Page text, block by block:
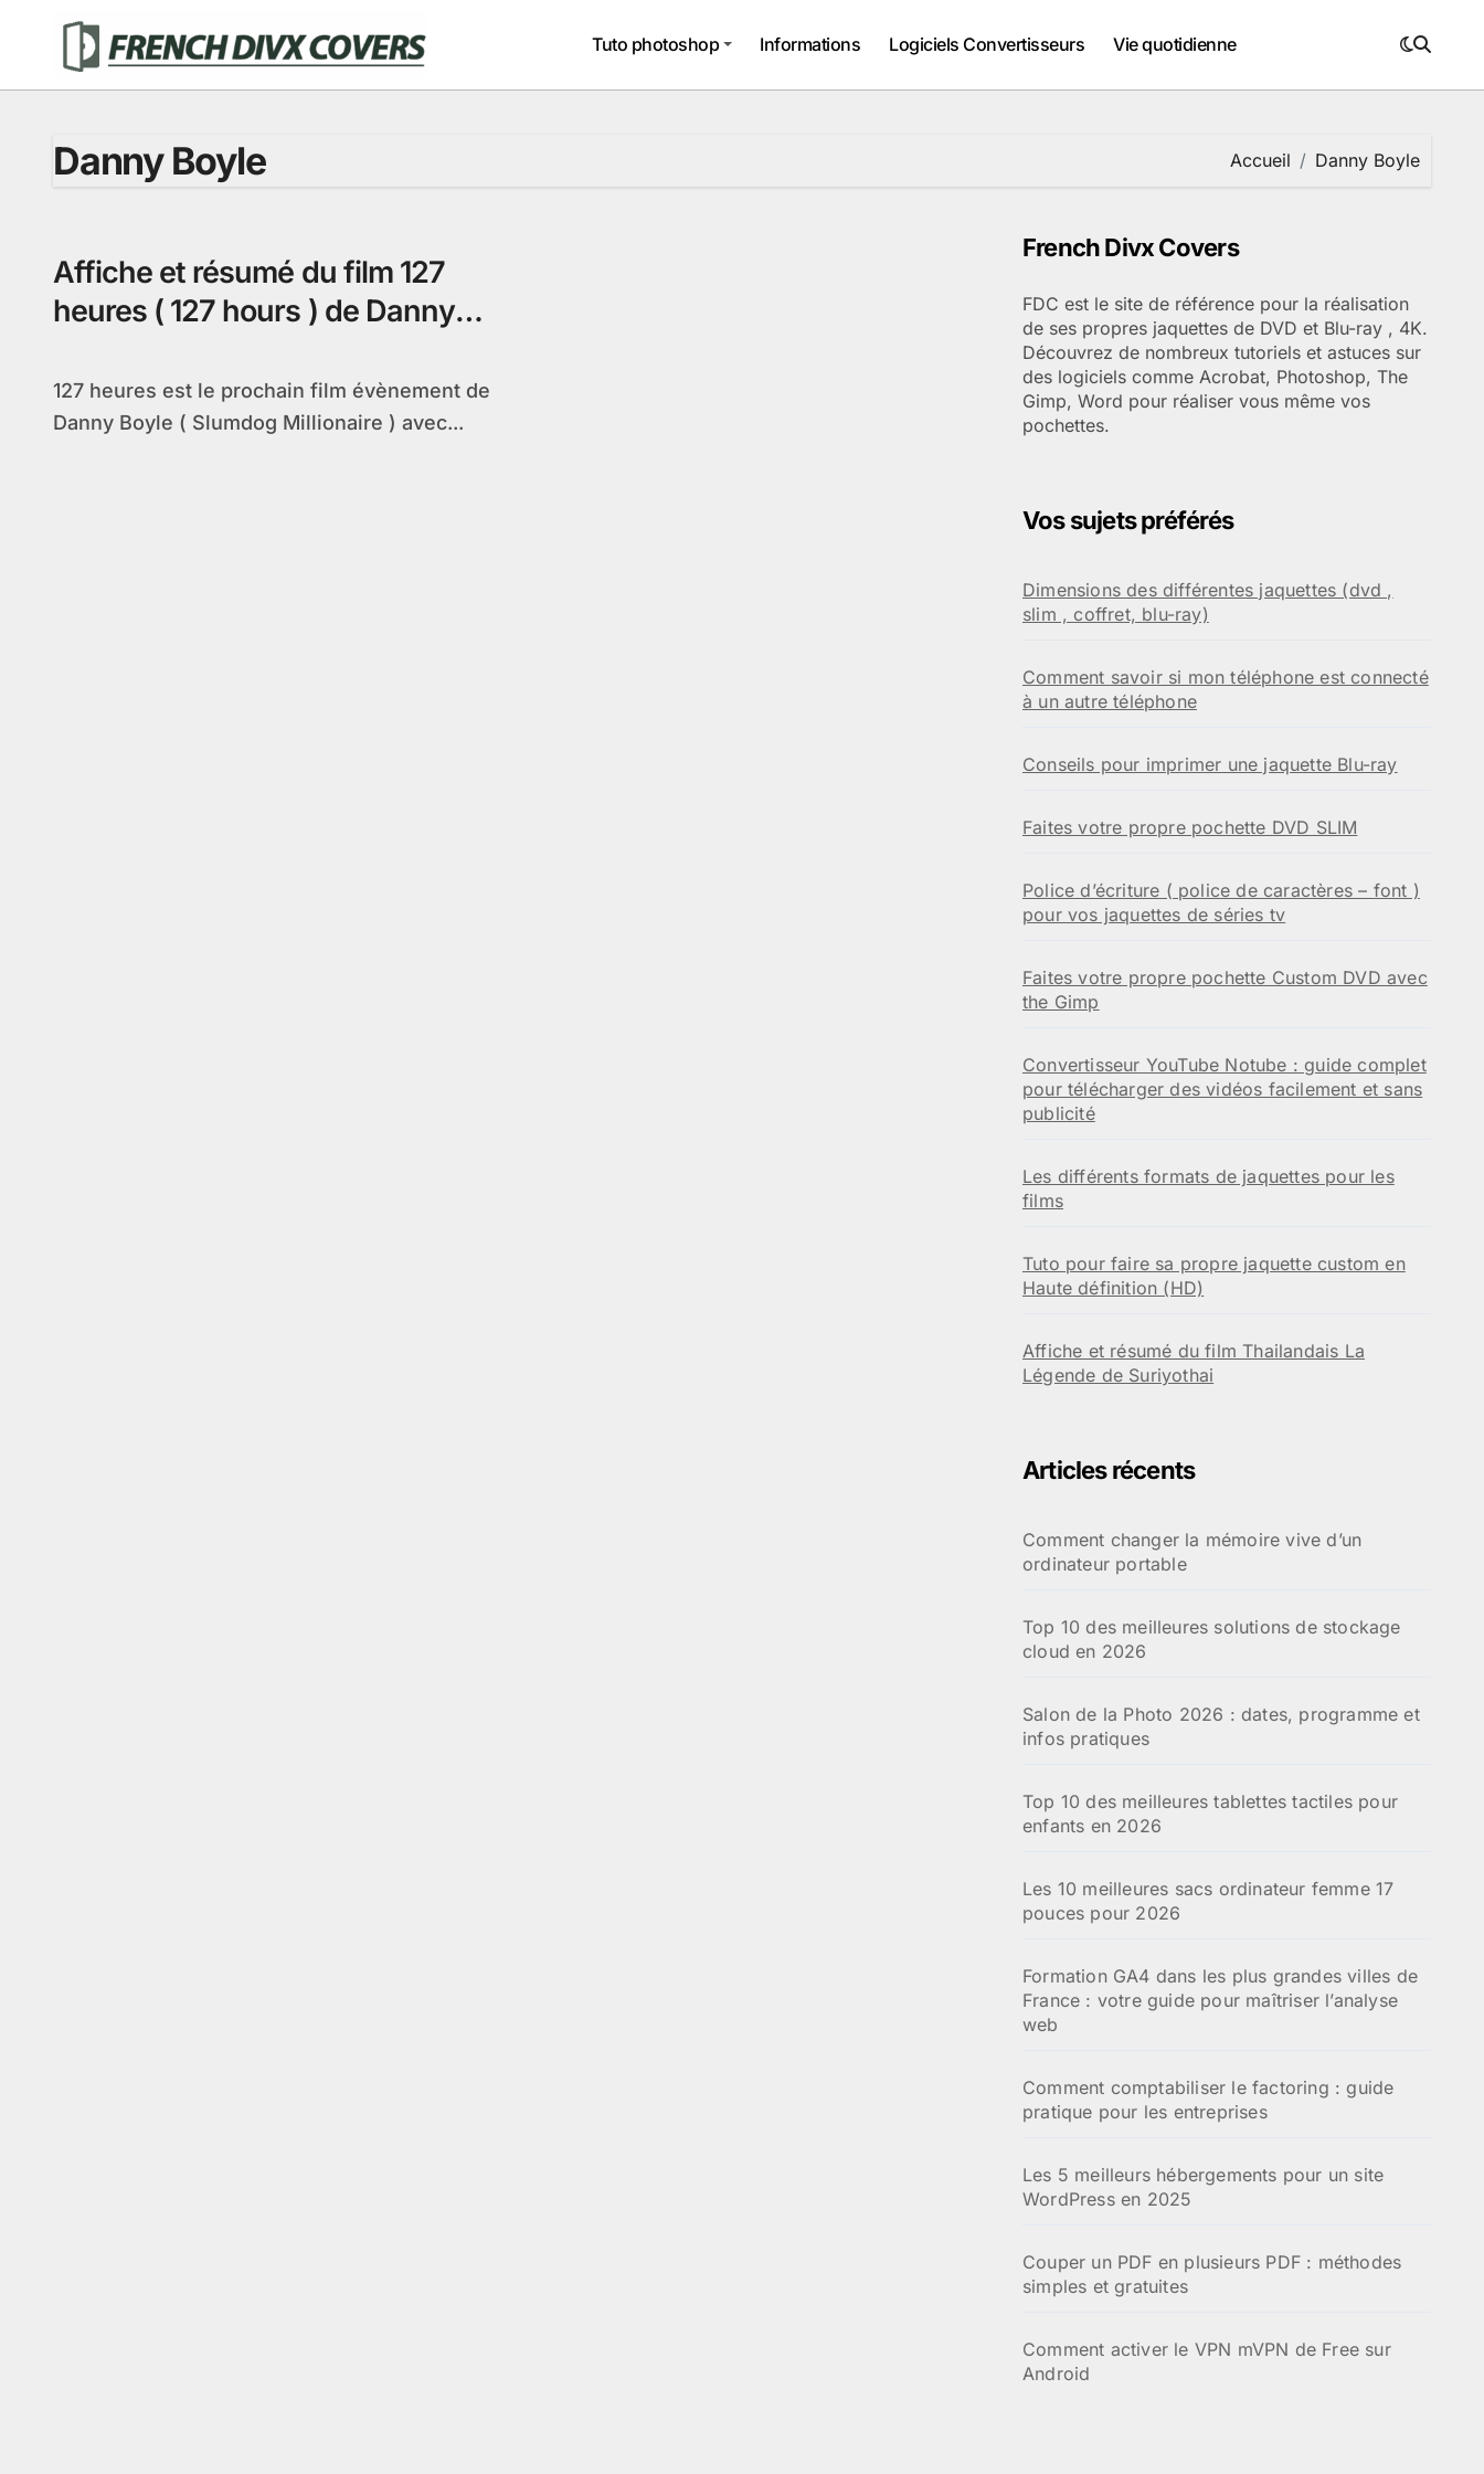
Tuto photoshop Informations Logiciels Convertisseurs Vie quotidienne
Danny Boyle Accueil Danny Boyle
Affiche et résumé du film 127
heures ( 127 hours ) de Danny
127 heures est le prochain film évènement de
Danny Boyle ( Slumdog Millionaire ) avec...
French Divx Covers
FDC est le site de référence pour la réalisation
de ses propres jaquettes de DVD et Blu-ray , 4K.
Découvrez de nombreux tutoriels et astuces sur
des logiciels comme Acrobat, Photoshop, The
Gimp, Word pour réaliser vous même vos
pochettes.
Vos sujets préférés
Dimensions des différentes jaquettes (dvd ,
slim , coffret, blu-ray)
Comment savoir si mon téléphone est connecté
à un autre téléphone
Conseils pour imprimer une jaquette Blu-ray
Faites votre propre pochette DVD SLIM
Police d’écriture ( police de caractères – font )
pour vos jaquettes de séries tv
Faites votre propre pochette Custom DVD avec
the Gimp
Convertisseur YouTube Notube : guide complet
pour télécharger des vidéos facilement et sans
publicité
Les différents formats de jaquettes pour les
films
Tuto pour faire sa propre jaquette custom en
Haute définition (HD)
Affiche et résumé du film Thailandais La
Légende de Suriyothai
Articles récents
Comment changer la mémoire vive d’un
ordinateur portable
Top 10 des meilleures solutions de stockage
cloud en 2026
Salon de la Photo 2026 : dates, programme et
infos pratiques
Top 10 des meilleures tablettes tactiles pour
enfants en 2026
Les 10 meilleures sacs ordinateur femme 17
pouces pour 2026
Formation GA4 dans les plus grandes villes de
France : votre guide pour maîtriser l’analyse
web
Comment comptabiliser le factoring : guide
pratique pour les entreprises
Les 5 meilleurs hébergements pour un site
WordPress en 2025
Couper un PDF en plusieurs PDF : méthodes
simples et gratuites
Comment activer le VPN mVPN de Free sur
Android